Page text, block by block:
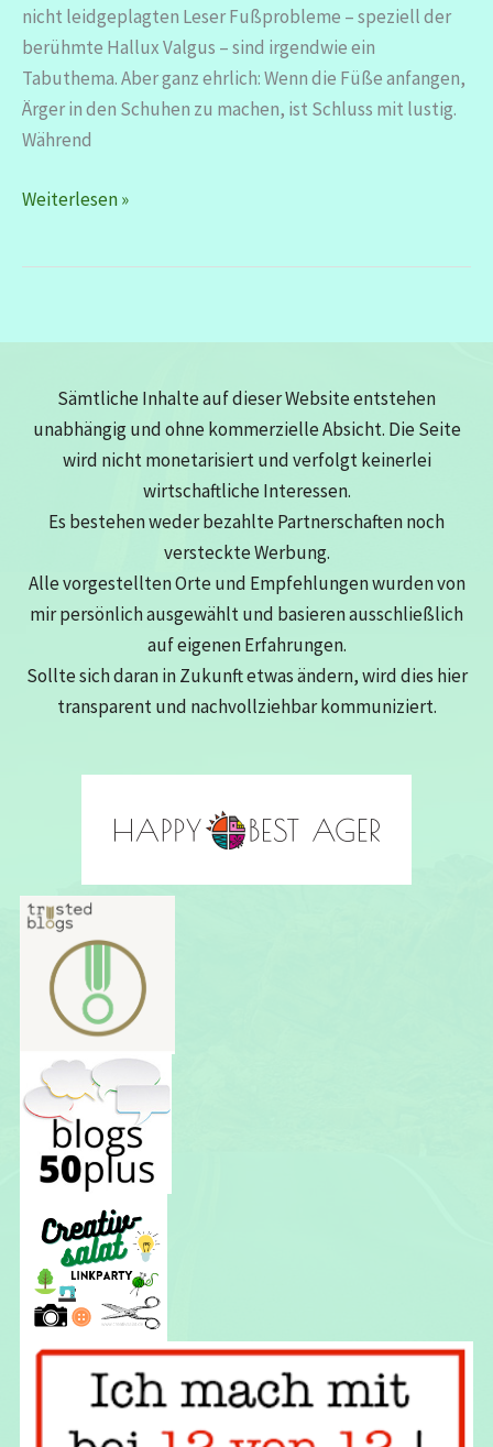
nicht leidgeplagten Leser Fußprobleme – speziell der
berühmte Hallux Valgus – sind irgendwie ein
Tabuthema. Aber ganz ehrlich: Wenn die Füße anfangen,
Ärger in den Schuhen zu machen, ist Schluss mit lustig.
Während
Hallux
Weiterlesen »
Sämtliche Inhalte auf dieser Website entstehen
unabhängig und ohne kommerzielle Absicht. Die Seite
wird nicht monetarisiert und verfolgt keinerlei
wirtschaftliche Interessen.
Es bestehen weder bezahlte Partnerschaften noch
versteckte Werbung.
Alle vorgestellten Orte und Empfehlungen wurden von
mir persönlich ausgewählt und basieren ausschließlich
auf eigenen Erfahrungen.
Sollte sich daran in Zukunft etwas ändern, wird dies hier
transparent und nachvollziehbar kommuniziert.